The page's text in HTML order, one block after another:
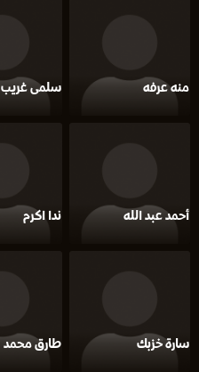
منه عرفه سلمى غريب
أحمد عبد الله ندا اكرم
سارة خزبك طارق محمد